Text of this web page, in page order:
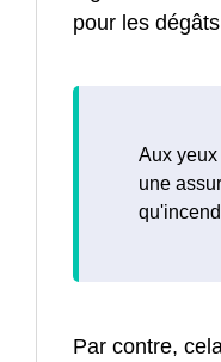
pour les
Aux
une
Par contre,